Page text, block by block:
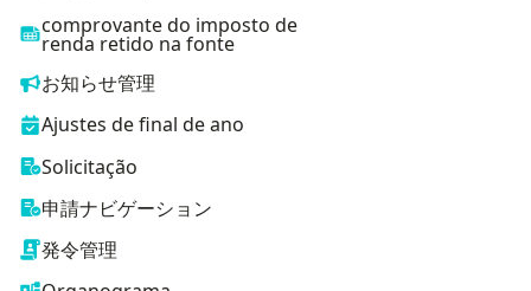
comprovante do imposto de
renda retido na fonte
お知らせ管理
Ajustes de final de ano
Solicitação
申請ナビゲーション
発令管理